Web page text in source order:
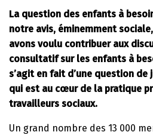
La question des enfants à
notre avis, éminemment
avons voulu contribuer aux
consultatif sur les enfants à
s’agit en fait d’une question
qui est au cœur de la pratique
travailleurs sociaux.
Un grand nombre des 13 000